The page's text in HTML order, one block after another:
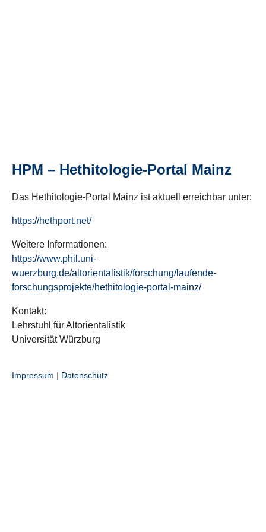
HPM – Hethitologie-Portal Mainz
Das Hethitologie-Portal Mainz ist aktuell erreichbar unter:
https://hethport.net/
Weitere Informationen:
https://www.phil.uni-
wuerzburg.de/altorientalistik/forschung/laufende-
forschungsprojekte/hethitologie-portal-mainz/
Kontakt:
Lehrstuhl für Altorientalistik
Universität Würzburg
Impressum | Datenschutz